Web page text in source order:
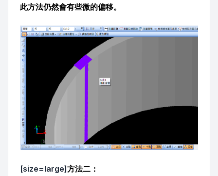
此方法仍然會有些微的偏移。
[size=large]方法二：